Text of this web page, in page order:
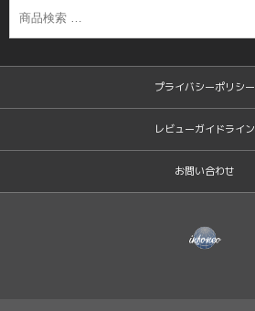
プライバシーポリシー
レビューガイドライン
お問い合わせ